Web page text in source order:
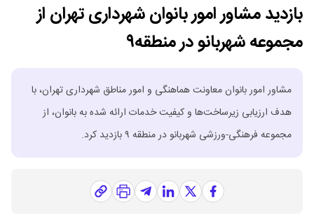
بازدید مشاور امور بانوان شهرداری تهران از
مجموعه شهربانو در منطقه۹
مشاور امور بانوان معاونت هماهنگی و امور مناطق شهرداری تهران، با
هدف ارزیابی زیرساخت‌ها و کیفیت خدمات ارائه شده به بانوان، از
مجموعه فرهنگی-ورزشی شهربانو در منطقه ۹ بازدید کرد.